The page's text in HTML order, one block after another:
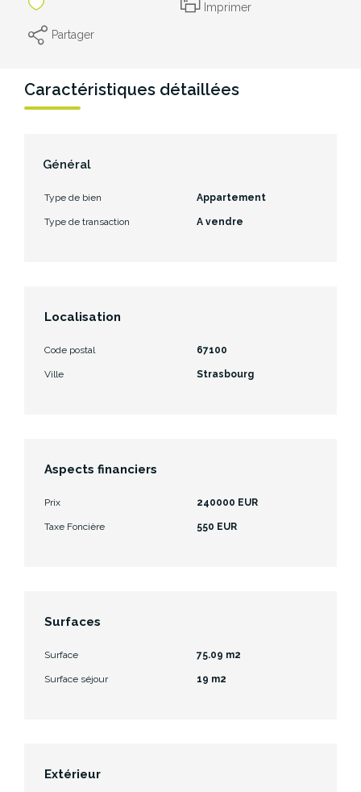
Imprimer
Partager
Caractéristiques détaillées
Général
Type de bien Appartement
Type de transaction A vendre
Localisation
Code postal 67100
Ville Strasbourg
Aspects financiers
Prix 240000 EUR
Taxe Foncière 550 EUR
Surfaces
Surface 75.09 m2
Surface séjour 19 m2
Extérieur